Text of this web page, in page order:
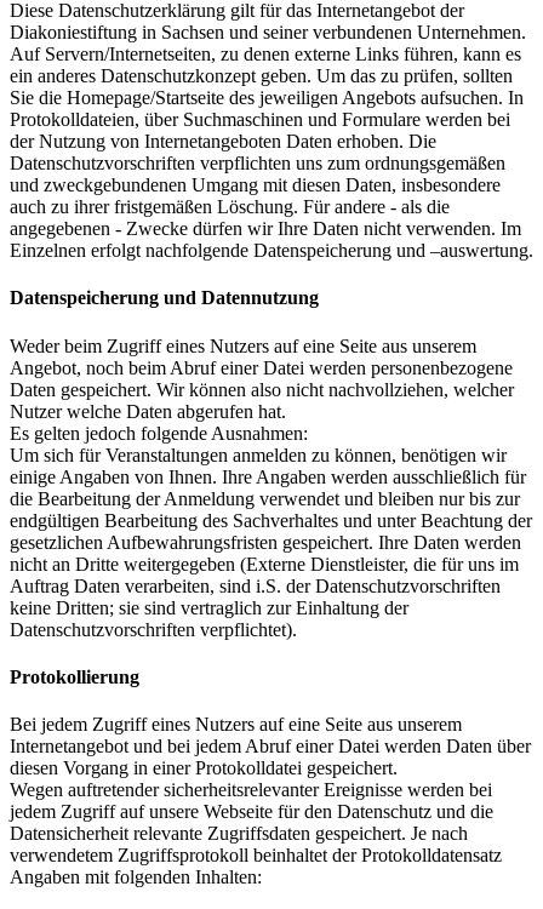
Diese Datenschutzerklärung gilt für das Internetangebot der
Diakoniestiftung in Sachsen und seiner verbundenen Unternehmen.
Auf Servern/Internetseiten, zu denen externe Links führen, kann es
ein anderes Datenschutzkonzept geben. Um das zu prüfen, sollten
Sie die Homepage/Startseite des jeweiligen Angebots aufsuchen. In
Protokolldateien, über Suchmaschinen und Formulare werden bei
der Nutzung von Internetangeboten Daten erhoben. Die
Datenschutzvorschriften verpflichten uns zum ordnungsgemäßen
und zweckgebundenen Umgang mit diesen Daten, insbesondere
auch zu ihrer fristgemäßen Löschung. Für andere - als die
angegebenen - Zwecke dürfen wir Ihre Daten nicht verwenden. Im
Einzelnen erfolgt nachfolgende Datenspeicherung und –auswertung.
Datenspeicherung und Datennutzung
Weder beim Zugriff eines Nutzers auf eine Seite aus unserem
Angebot, noch beim Abruf einer Datei werden personenbezogene
Daten gespeichert. Wir können also nicht nachvollziehen, welcher
Nutzer welche Daten abgerufen hat.
Es gelten jedoch folgende Ausnahmen:
Um sich für Veranstaltungen anmelden zu können, benötigen wir
einige Angaben von Ihnen. Ihre Angaben werden ausschließlich für
die Bearbeitung der Anmeldung verwendet und bleiben nur bis zur
endgültigen Bearbeitung des Sachverhaltes und unter Beachtung der
gesetzlichen Aufbewahrungsfristen gespeichert. Ihre Daten werden
nicht an Dritte weitergegeben (Externe Dienstleister, die für uns im
Auftrag Daten verarbeiten, sind i.S. der Datenschutzvorschriften
keine Dritten; sie sind vertraglich zur Einhaltung der
Datenschutzvorschriften verpflichtet).
Protokollierung
Bei jedem Zugriff eines Nutzers auf eine Seite aus unserem
Internetangebot und bei jedem Abruf einer Datei werden Daten über
diesen Vorgang in einer Protokolldatei gespeichert.
Wegen auftretender sicherheitsrelevanter Ereignisse werden bei
jedem Zugriff auf unsere Webseite für den Datenschutz und die
Datensicherheit relevante Zugriffsdaten gespeichert. Je nach
verwendetem Zugriffsprotokoll beinhaltet der Protokolldatensatz
Angaben mit folgenden Inhalten: